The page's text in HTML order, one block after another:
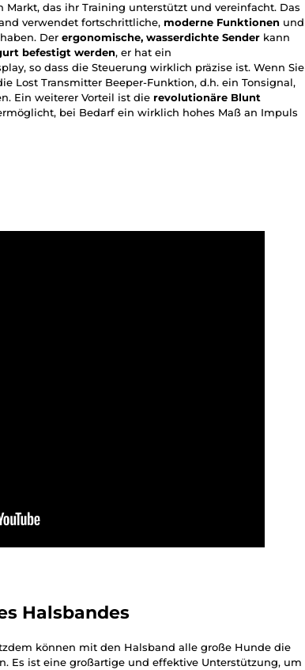
Markt, das ihr Training unterstützt und vereinfacht. Das
verwendet fortschrittliche, moderne Funktionen und
Der ergonomische, wasserdichte Sender kann
befestigt werden, er hat ein
so dass die Steuerung wirklich präzise ist. Wenn Sie
Lost Transmitter Beeper-Funktion, d.h. ein Tonsignal,
Ein weiterer Vorteil ist die revolutionäre Blunt
bei Bedarf ein wirklich hohes Maß an Impuls
Halsbandes
können mit den Halsband alle große Hunde die
Es ist eine großartige und effektive Unterstützung, um